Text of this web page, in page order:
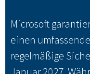
Microsoft
einen
regelmäßige